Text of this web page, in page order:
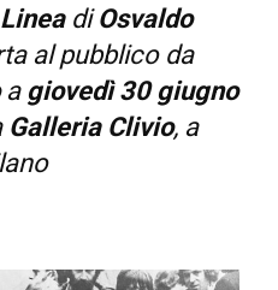
LineadiOsvaldo
al pubblico da
a giovedì 30 giugno
Galleria Clivio, a